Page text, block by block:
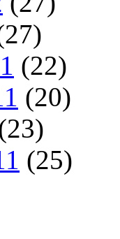
(22)
(20)
(25)